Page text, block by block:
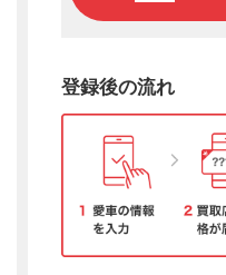
登録後の流れ